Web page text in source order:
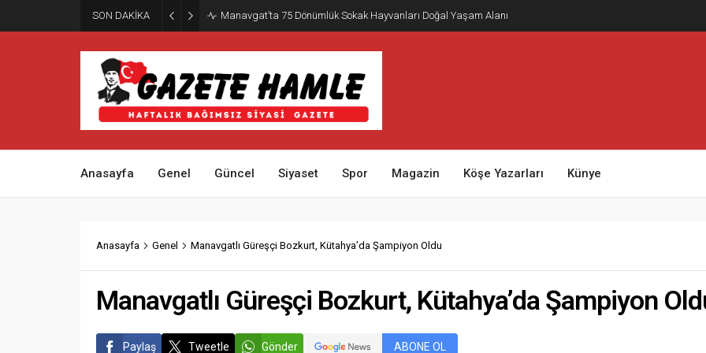
SON DAKİKA Manavgat’ta 75 Dönümlük Sokak Hayvanları Doğal Yaşam Alanı
Anasayfa Genel Güncel Siyaset Spor Magazin Köşe Yazarları Künye
Anasayfa Genel Manavgatlı Güreşçi Bozkurt, Kütahya’da Şampiyon Oldu
Manavgatlı Güreşçi Bozkurt, Kütahya’da Şampiyon
Paylaş Tweetle Gönder ABONE OL